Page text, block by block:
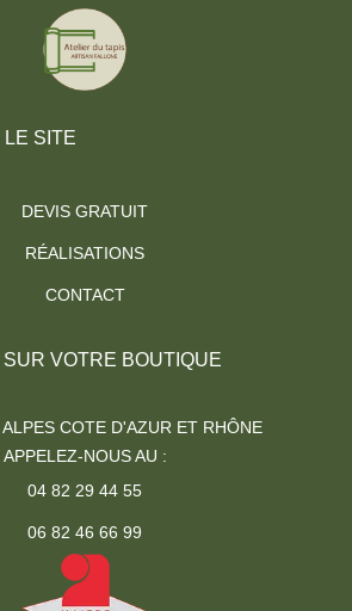
LE SITE
DEVIS GRATUIT
RÉALISATIONS
CONTACT
SUR VOTRE BOUTIQUE
ALPES COTE D'AZUR ET RHÔNE
APPELEZ-NOUS AU :
04 82 29 44 55
06 82 46 66 99